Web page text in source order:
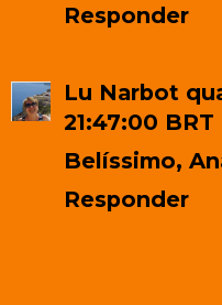
Responder
Lu Narbot
21:47:00 BRT
Belíssimo,
Responder